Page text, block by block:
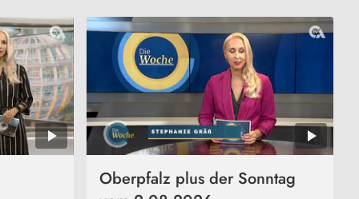
Oberpfalz plus der Sonntag